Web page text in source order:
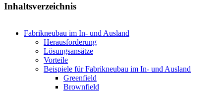
Inhaltsverzeichnis
Fabrikneubau im In- und Ausland
Herausforderung
Lösungsansätze
Vorteile
Beispiele für Fabrikneubau im In- und Ausland
Greenfield
Brownfield